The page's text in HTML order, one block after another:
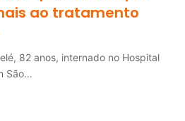
ao tratamento
82 anos, internado no Hospital
São…